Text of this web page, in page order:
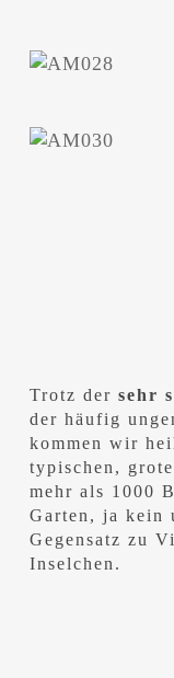
Trotz der sehr
der häufig
kommen wir
typischen,
mehr als 1000
Garten, ja kein
Gegensatz zu
Inselchen.